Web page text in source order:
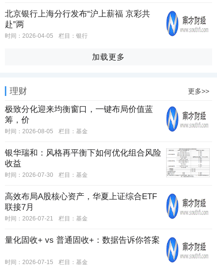
北京银行上海分行发布“沪上薪福 京彩共
赴”两
时间：2026-04-05 栏目： 银行
加载更多
理财 更多>>
极致分化迎来均衡窗口，一键布局价值蓝
筹，价
时间：2026-08-05 栏目： 基金
银华瑞和：风格再平衡下如何优化组合风险
收益
时间：2026-07-30 栏目： 基金
高效布局A股核心资产，华夏上证综合ETF
联接7月
时间：2026-07-21 栏目： 基金
量化固收+ vs 普通固收+：数据告诉你答案
时间：2026-07-15 栏目： 基金